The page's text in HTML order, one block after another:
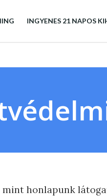
INGYENES 21 NAPOS
honlapunk